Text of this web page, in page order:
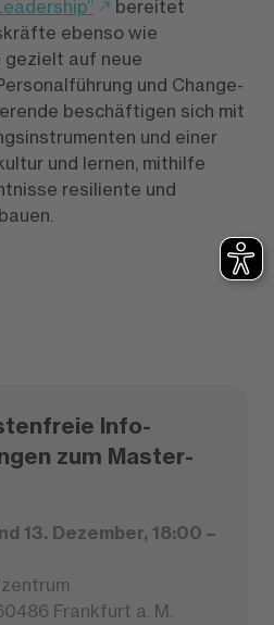
bereitet
ebenso wie
auf neue
und Change-
beschäftigen sich mit
und einer
und lernen, mithilfe
resiliente und
Info-
zum Master-
13. Dezember, 18:00 –
Frankfurt a. M.